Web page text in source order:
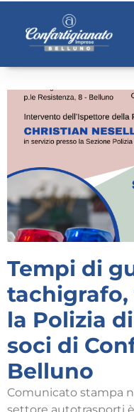
Tempi di
la Polizia
soci di
Belluno
Comunicato stampa